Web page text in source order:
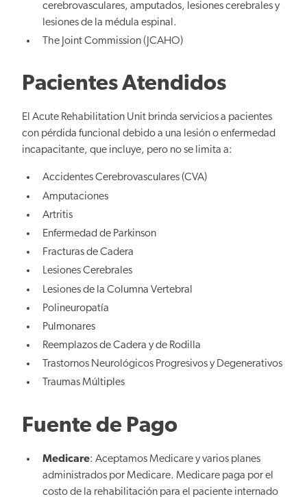
cerebrovasculares, amputados, lesiones cerebrales y
lesiones de la médula espinal.
The Joint Commission (JCAHO)
Pacientes Atendidos
El Acute Rehabilitation Unit brinda servicios a pacientes
con pérdida funcional debido a una lesión o enfermedad
incapacitante, que incluye, pero no se limita a:
Accidentes Cerebrovasculares (CVA)
Amputaciones
Artritis
Enfermedad de Parkinson
Fracturas de Cadera
Lesiones Cerebrales
Lesiones de la Columna Vertebral
Polineuropatía
Pulmonares
Reemplazos de Cadera y de Rodilla
Trastornos Neurológicos Progresivos y Degenerativos
Traumas Múltiples
Fuente de Pago
Medicare: Aceptamos Medicare y varios planes
administrados por Medicare. Medicare paga por el
costo de la rehabilitación para el paciente internado